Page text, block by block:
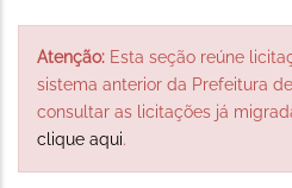
Atenção: Esta seção reúne
sistema anterior da Prefeitura
consultar as licitações já
clique aqui.